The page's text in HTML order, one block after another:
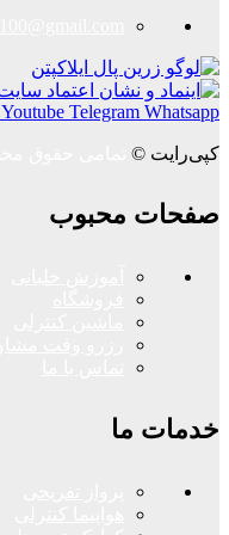
Youtube Telegram Whatsapp
کپی‌رایت ©
صفحات محبوب
خدمات ما